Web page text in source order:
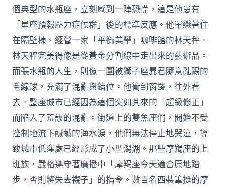
個典型的水瓶座，立刻感到一陣恐慌，這是他患有
「星座預報壓力症候群」後的標準反應。他單戀著住
在隔壁棟、經營一家「平衡美學」咖啡館的林天秤。
林天秤完美得像是從黃金分割線中走出來的藝術品。
而張水瓶的人生，則像一團被獅子座暴君隨意亂踢的
毛線球，充滿了混亂與錯位。他衝到窗邊，往外看
去。整座城市已經因為這個突如其來的「超級修正」
而陷入了荒謬的混亂。街道上的雙魚座們，開始不受
控制地流下鹹鹹的海水淚，他們無法停止地哭泣，導
致城市低窪處已經形成了小型潟湖。那些摩羯座的上
班族，嚴格遵守著廣播中「摩羯座今天適合原地踏
步，否則將失去襪子」的指令。數百名西裝筆挺的摩